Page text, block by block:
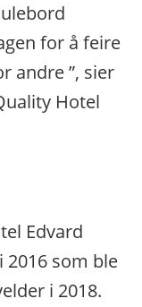
for å feire
andre ”, sier
Hotel
Edvard
2016 som ble
i 2018.